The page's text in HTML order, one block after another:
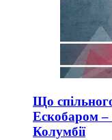
Що
Ескобаром
Колумбії